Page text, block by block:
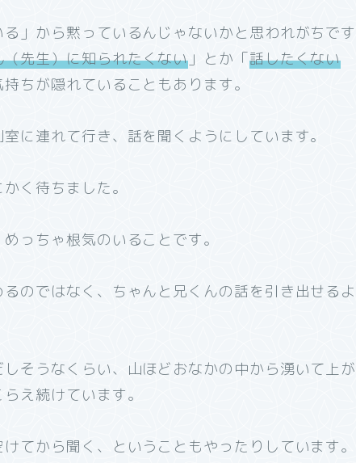
」から黙っているんじゃないかと思われがちです
（先生）に知られたくない 」とか「話したくない
ちが隠れていることもあります。
に連れて行き、話を聞くようにしています。
く待ちました。
っちゃ根気のいることです。
のではなく、ちゃんと兄くんの話を引き出せるよ
そうなくらい、山ほどおなかの中から湧いて上が
え続けています。
てから聞く、ということもやったりしています。